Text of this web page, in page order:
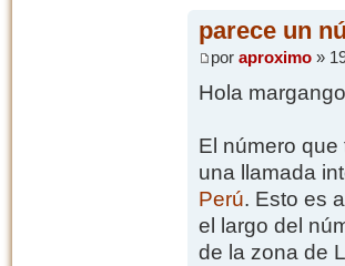
parece un
por aproximo»
Hola
El número
una llamada
Perú. Esto es
el largo del
de la zona de